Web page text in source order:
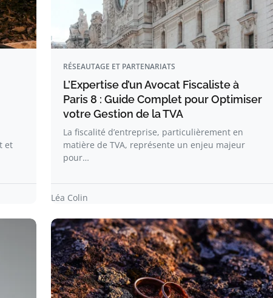
et
RÉSEAUTAGE ET PARTENARIATS
L’Expertise d’un Avocat Fiscaliste à
Paris 8 : Guide Complet pour Optimiser
votre Gestion de la TVA
La fiscalité d’entreprise, particulièrement en
matière de TVA, représente un enjeu majeur
pour…
Léa Colin